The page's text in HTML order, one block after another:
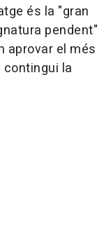
és la "gran
pendent"
aprovar el més
la